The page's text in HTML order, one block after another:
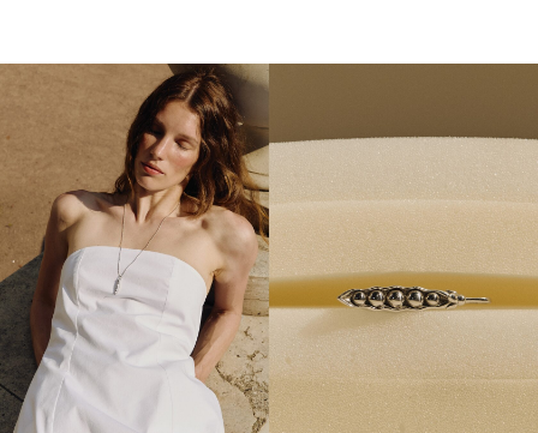
КОНСЕРВИРУЕМ ГОРОШИНУ С ОСОБЫМ
ТРЕПЕТОМ И ЛЮБОВЬЮ.
В КАЖДОМ ЗАКАЗЕ — БАНОЧКА, ЗАКОНСЕРВИРОВАННАЯ ВРУЧНУЮ, ГАЗЕТА
Горошина